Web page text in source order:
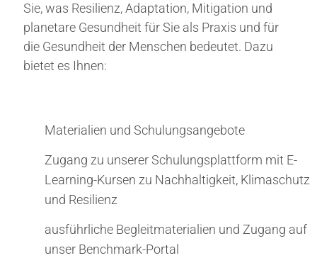
Sie, was Resilienz, Adaptation, Mitigation und
planetare Gesundheit für Sie als Praxis und für
die Gesundheit der Menschen bedeutet. Dazu
bietet es Ihnen:
Materialien und Schulungsangebote
Zugang zu unserer Schulungsplattform mit E-
Learning-Kursen zu Nachhaltigkeit, Klimaschutz
und Resilienz
ausführliche Begleitmaterialien und Zugang auf
unser Benchmark-Portal